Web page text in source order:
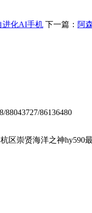
进化AI手机 下一篇： 阿
88043727/86136480
区崇贤海洋之神hy590